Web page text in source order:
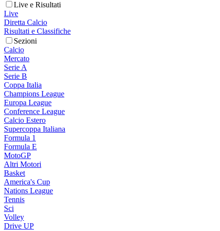
Live e Risultati
Live
Diretta Calcio
Risultati e Classifiche
Sezioni
Calcio
Mercato
Serie A
Serie B
Coppa Italia
Champions League
Europa League
Conference League
Calcio Estero
Supercoppa Italiana
Formula 1
Formula E
MotoGP
Altri Motori
Basket
America's Cup
Nations League
Tennis
Sci
Volley
Drive UP